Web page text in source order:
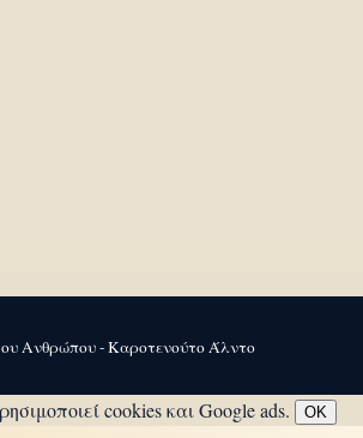
Ανθρώπου - Καροτενούτο Άλντο
cookies και Google ads. OK